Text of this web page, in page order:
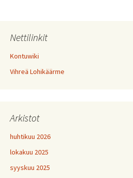
Nettilinkit
Kontuwiki
Vihreä Lohikäärme
Arkistot
huhtikuu 2026
lokakuu 2025
syyskuu 2025